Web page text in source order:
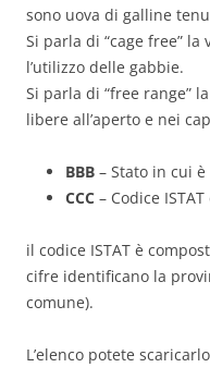
sono uova di galline
Si parla di “cage free”
l’utilizzo delle gabbie.
Si parla di “free range”
libere all’aperto e nei
BBB – Stato in cui
CCC – Codice
il codice ISTAT è
cifre identificano la
comune).
L’elenco potete